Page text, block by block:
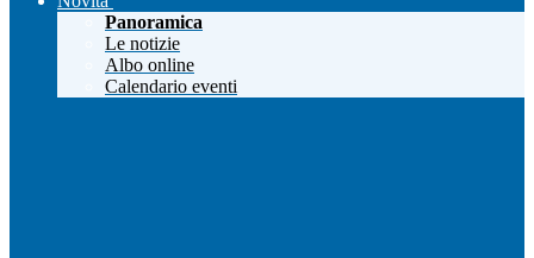
Panoramica
Le notizie
Albo online
Calendario eventi